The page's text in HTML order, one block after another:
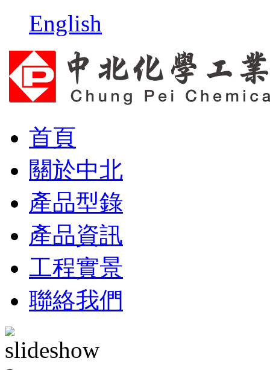
English
首頁
關於中北
產品型錄
產品資訊
工程實景
聯絡我們